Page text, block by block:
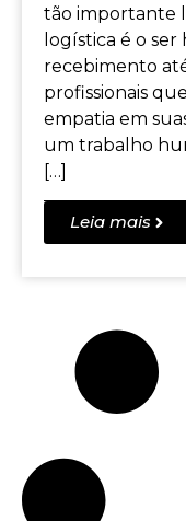
tão importante
logística é o
recebimento
profissionais
empatia em
um trabalho
[…]
Leia mais